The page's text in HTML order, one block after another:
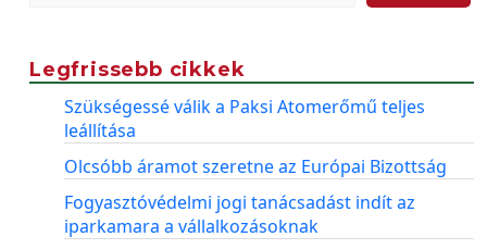
Legfrissebb cikkek
Szükségessé válik a Paksi Atomerőmű teljes
leállítása
Olcsóbb áramot szeretne az Európai Bizottság
Fogyasztóvédelmi jogi tanácsadást indít az
iparkamara a vállalkozásoknak